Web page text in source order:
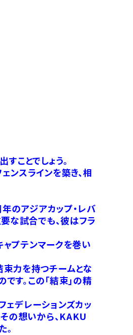
ことでしょう。
ンスラインを築き、相
のアジアカップ・レバ
な試合でも、彼はフラ
プテンマークを巻い
束力を持つチームとな
す。この「結束」の精
ェデレーションズカッ
の想いから、KAKU
。